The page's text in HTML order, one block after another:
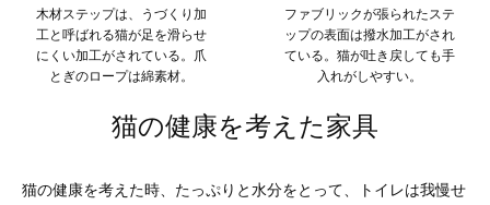
木材ステップは、うづくり加
工と呼ばれる猫が足を滑らせ
にくい加工がされている。爪
とぎのロープは綿素材。
ファブリックが張られたステ
ップの表面は撥水加工がされ
ている。猫が吐き戻しても手
入れがしやすい。
猫の健康を考えた家具
猫の健康を考えた時、たっぷりと水分をとって、トイレは我慢せ